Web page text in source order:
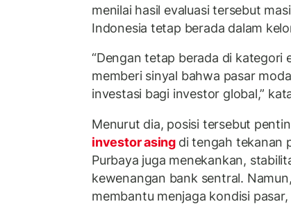
menilai hasil evaluasi tersebut
Indonesia tetap berada dalam
“Dengan tetap berada di kategori
memberi sinyal bahwa pasar
investasi bagi investor global,”
Menurut dia, posisi tersebut
investor asing di tengah tekanan
Purbaya juga menekankan,
kewenangan bank sentral.
membantu menjaga kondisi